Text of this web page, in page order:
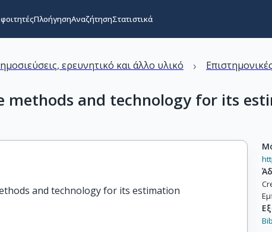
ΠλοήγησηΑναζήτησηΣτατιστικά
ερευνητικό και άλλο υλικό ›
methods and technology for its
and technology for its estimation